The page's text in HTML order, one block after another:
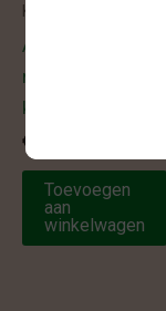
Kogel armbanden
Armband –
rozenkwarts
kogel 6 mm
€
Toevoegen
aan
winkelwagen